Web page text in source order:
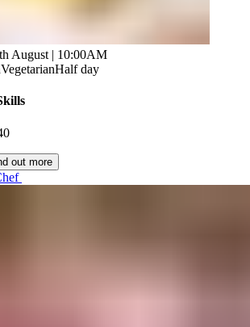
August | 10:00AM
VegetarianHalf day
out more